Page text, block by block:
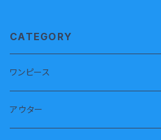
CATEGORY
ワンピース
半袖
アウター